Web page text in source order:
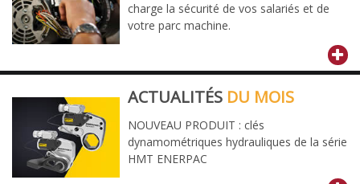
charge la sécurité de vos salariés et de
votre parc machine.
ACTUALITÉS DU MOIS
NOUVEAU PRODUIT : clés
dynamométriques hydrauliques de la série
HMT ENERPAC